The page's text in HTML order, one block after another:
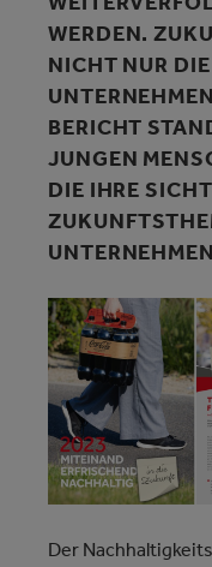
WERDEN.
NICHT NUR
BERICHT
JUNGEN
DIE IHRE
Der